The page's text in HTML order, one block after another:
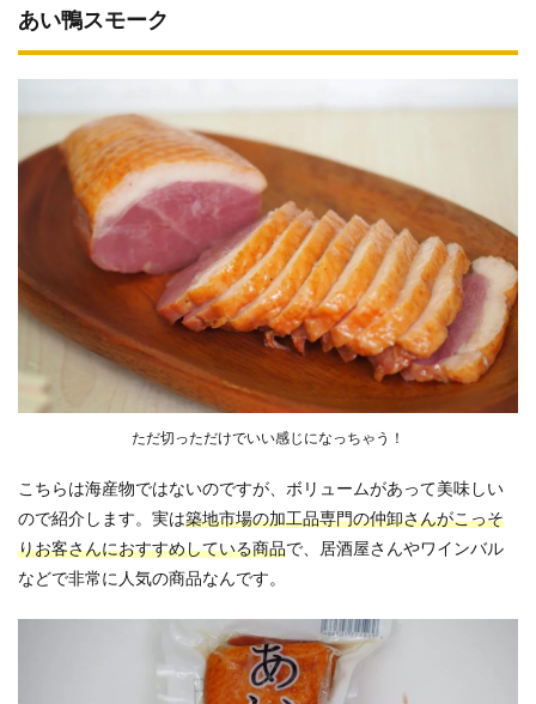
あい鴨スモーク
ただ切っただけでいい感じになっちゃう！
こちらは海産物ではないのですが、ボリュームがあって美味しい
ので紹介します。実は築地市場の加工品専門の仲卸さんがこっそ
りお客さんにおすすめしている商品で、居酒屋さんやワインバル
などで非常に人気の商品なんです。